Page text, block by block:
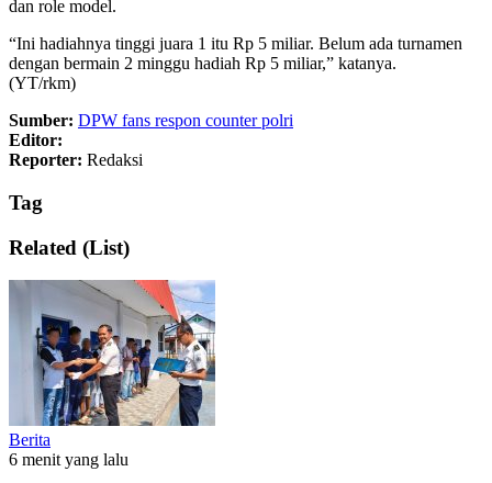
dan role model.
“Ini hadiahnya tinggi juara 1 itu Rp 5 miliar. Belum ada turnamen
dengan bermain 2 minggu hadiah Rp 5 miliar,” katanya.
(YT/rkm)
Sumber: DPW fans respon counter polri
Editor:
Reporter: Redaksi
Tag
Related (List)
Berita
6 menit yang lalu